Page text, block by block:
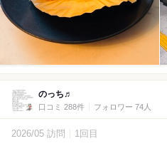
のっち♬
口コミ 288件 フォロワー 74人
2026/05 訪問 1回目